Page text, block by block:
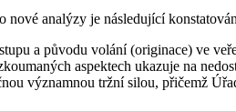
analýzy je následující
a původu volání (originace) ve
aspektech ukazuje na
významnou tržní silou, přičemž